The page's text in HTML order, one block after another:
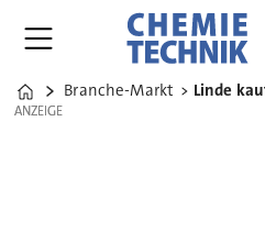
Home
Branche-Markt
ANZEIGE
ANZEIGE